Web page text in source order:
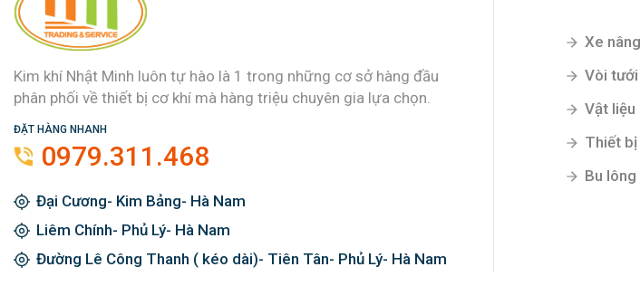
Kim khí Nhật Minh luôn tự hào là 1 trong những cơ sở hàng đầu
phân phối về thiết bị cơ khí mà hàng triệu chuyên gia lựa chọn.
ĐẶT HÀNG NHANH
0979.311.468
Đại Cương- Kim Bảng- Hà Nam
Liêm Chính- Phủ Lý- Hà Nam
Đường Lê Công Thanh ( kéo dài)- Tiên Tân- Phủ Lý- Hà Nam
Xe nâng
Vòi
Vật
Thiết bị
Bu lông